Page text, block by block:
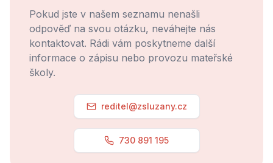
Pokud jste v našem seznamu nenašli
odpověď na svou otázku, neváhejte nás
kontaktovat. Rádi vám poskytneme další
informace o zápisu nebo provozu mateřské
školy.
reditel@zsluzany.cz
730 891 195